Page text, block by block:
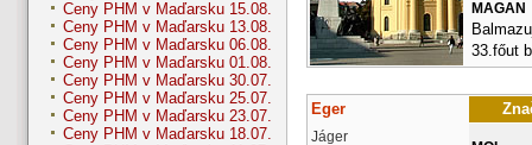
Ceny PHM v Maďarsku 15.08.
Ceny PHM v Maďarsku 13.08.
Ceny PHM v Maďarsku 06.08.
Ceny PHM v Maďarsku 01.08.
Ceny PHM v Maďarsku 30.07.
Ceny PHM v Maďarsku 25.07.
Ceny PHM v Maďarsku 23.07.
Ceny PHM v Maďarsku 18.07.
MAGAN
33.főut
Eger
Jáger